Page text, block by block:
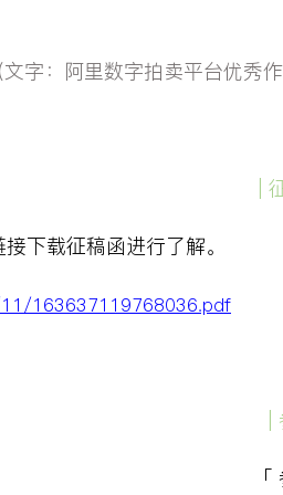
字：阿里数字拍卖平台优秀
下载征稿函进行了解。
163637119768036.pdf